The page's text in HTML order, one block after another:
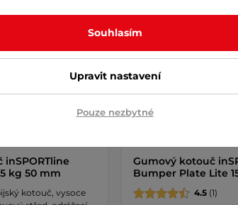
kg 50 mm
kotouč, vysoce
Gumový kotouč
Bumper Plate Lite
4.5(1)
Souhlasím
Upravit nastavení
Pouze nezbytné